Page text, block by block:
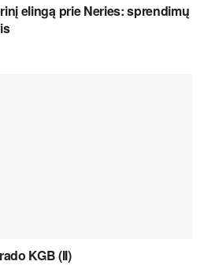
elingą prie Neries: sprendimų
KGB (II)